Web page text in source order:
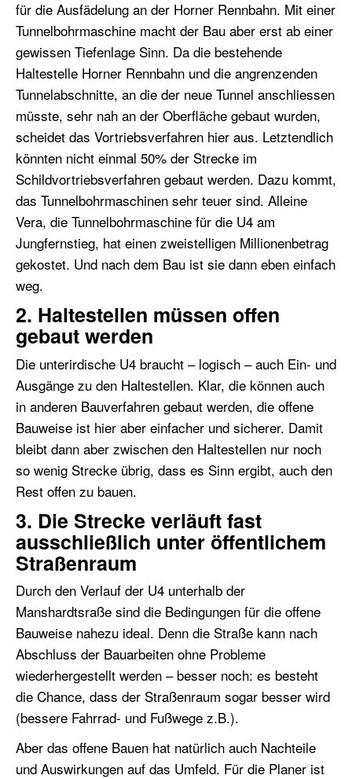
für die Ausfädelung an der Horner Rennbahn. Mit einer
Tunnelbohrmaschine macht der Bau aber erst ab einer
gewissen Tiefenlage Sinn. Da die bestehende
Haltestelle Horner Rennbahn und die angrenzenden
Tunnelabschnitte, an die der neue Tunnel anschliessen
müsste, sehr nah an der Oberfläche gebaut wurden,
scheidet das Vortriebsverfahren hier aus. Letztendlich
könnten nicht einmal 50% der Strecke im
Schildvortriebsverfahren gebaut werden. Dazu kommt,
das Tunnelbohrmaschinen sehr teuer sind. Alleine
Vera, die Tunnelbohrmaschine für die U4 am
Jungfernstieg, hat einen zweistelligen Millionenbetrag
gekostet. Und nach dem Bau ist sie dann eben einfach
weg.
2. Haltestellen müssen offen
gebaut werden
Die unterirdische U4 braucht – logisch – auch Ein- und
Ausgänge zu den Haltestellen. Klar, die können auch
in anderen Bauverfahren gebaut werden, die offene
Bauweise ist hier aber einfacher und sicherer. Damit
bleibt dann aber zwischen den Haltestellen nur noch
so wenig Strecke übrig, dass es Sinn ergibt, auch den
Rest offen zu bauen.
3. Die Strecke verläuft fast
ausschließlich unter öffentlichem
Straßenraum
Durch den Verlauf der U4 unterhalb der
Manshardtsraße sind die Bedingungen für die offene
Bauweise nahezu ideal. Denn die Straße kann nach
Abschluss der Bauarbeiten ohne Probleme
wiederhergestellt werden – besser noch: es besteht
die Chance, dass der Straßenraum sogar besser wird
(bessere Fahrrad- und Fußwege z.B.).
Aber das offene Bauen hat natürlich auch Nachteile
und Auswirkungen auf das Umfeld. Für die Planer ist